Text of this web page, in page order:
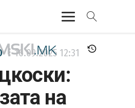
16.09.2025 12:31
на